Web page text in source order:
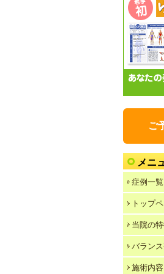
ご
メニ
症例一覧
トップ
当院の
バラン
施術内